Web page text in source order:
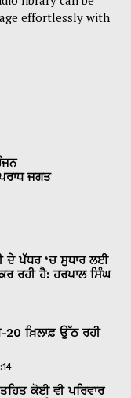
effortlessly with
ਜਗਤ
ਦੇ ਪੱਧਰ ‘ਚ ਸੁਧਾਰ ਲਈ
ਰਹੀ ਹੈ: ਹਰਪਾਲ ਸਿੰਘ
ਖ਼ਿਲਾਫ਼ ਉੱਠ ਰਹੀ
ਕੋਈ ਵੀ ਪਰਿਵਾਰ